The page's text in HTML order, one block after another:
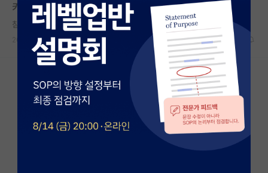
국내대학원 정보
연구실&오픈랩
커뮤니티
커뮤니티 홈
전체글보기
베스트 게시판
카이스트 박사 졸업 후 기업체취직
침착한 백석
2026.06.06 5 790